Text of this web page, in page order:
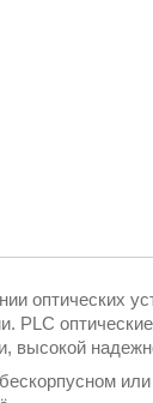
оптических
PLC
высокой